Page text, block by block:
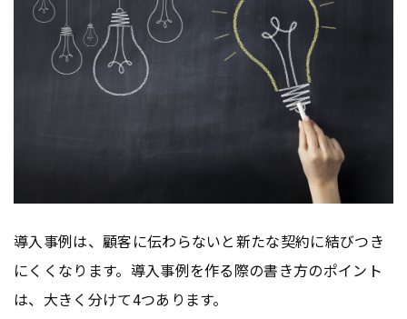
導入事例は、顧客に伝わらないと新たな契約に結びつき
にくくなります。導入事例を作る際の書き方のポイント
は、大きく分けて4つあります。